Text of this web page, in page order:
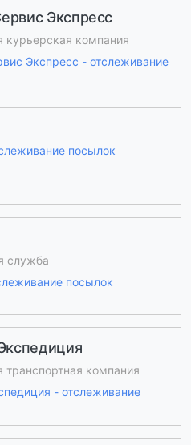
Экспресс
курьерская компания
Экспресс - отслеживание
посылок
служба
посылок
транспортная компания
- отслеживание